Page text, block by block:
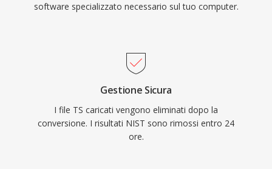
software specializzato necessario sul tuo computer.
Gestione Sicura
I file TS caricati vengono eliminati dopo la
conversione. I risultati NIST sono rimossi entro 24
ore.